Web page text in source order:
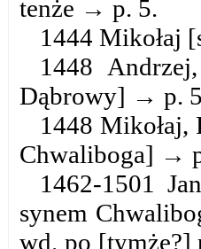
tenże → p. 5.
1444 Mikołaj
1448
Dąbrowy] → p.
1448 Mikołaj,
Chwaliboga] →
1462-1501
synem
wd. po [tymże?]